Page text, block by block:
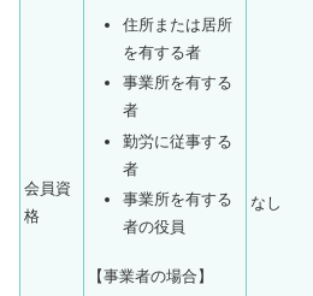
会員資
格
住所または居所
を有する者
事業所を有する
者
勤労に従事する
者
事業所を有する
者の役員
【事業者の場合】
なし